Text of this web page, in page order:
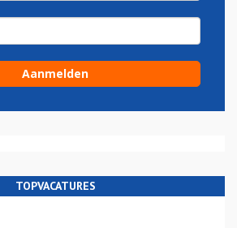
TOPVACATURES